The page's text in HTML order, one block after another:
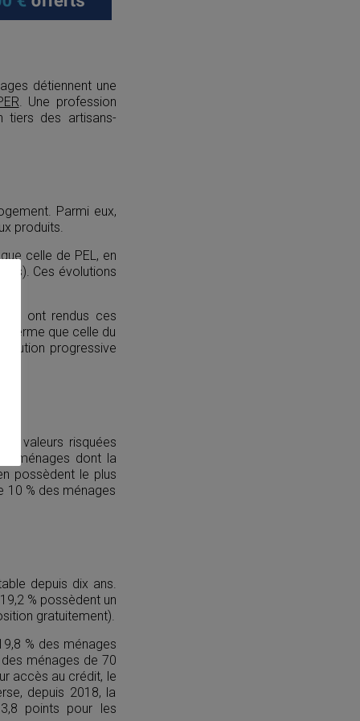
détiennent une
. Une profession
tiers des artisans-
Parmi eux,
produits.
celle de PEL, en
Ces évolutions
ont rendus ces
terme que celle du
progressive
valeurs risquées
ménages dont la
possèdent le plus
10 % des ménages
depuis dix ans.
% possèdent un
gratuitement).
% des ménages
ménages de 70
accès au crédit, le
depuis 2018, la
points pour les